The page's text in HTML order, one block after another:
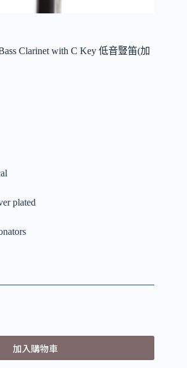
Clarinet with C Key 低音豎笛(加
plated
加入購物車